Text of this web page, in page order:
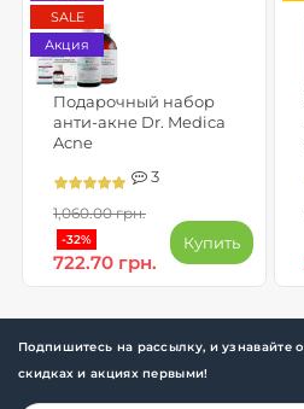
SALE
Акция
Подарочный набор
анти-акне Dr. Medica
Acne
3
1,060.00 грн.
-32%
722.70 грн.
Купить
Подпишитесь на рассылку, и узнавайте о
скидках и акциях первыми!